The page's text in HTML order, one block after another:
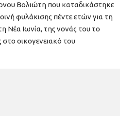
Βολιώτη που καταδικάστηκε
φυλάκισης πέντε ετών για τη
Νέα Ιωνία, της νονάς του το
οικογενειακό του